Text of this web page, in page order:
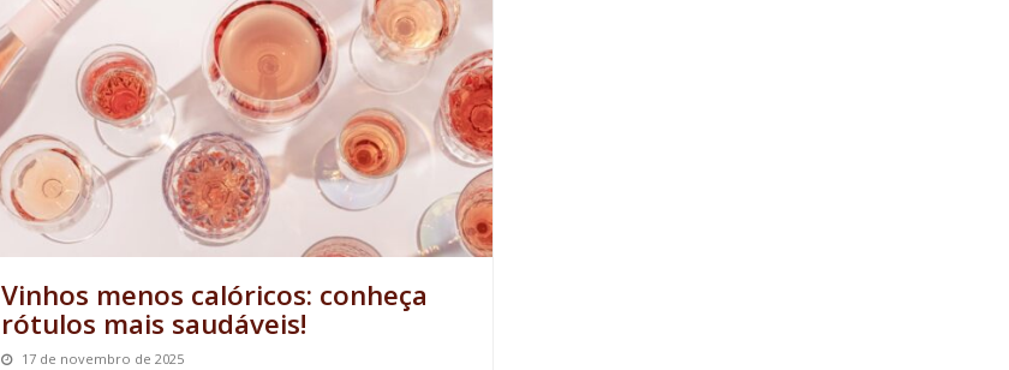
Vinhos menos calóricos: conheça
rótulos mais saudáveis!
17 de novembro de 2025